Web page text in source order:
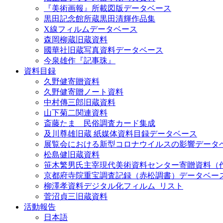
『美術画報』所載図版データベース
黒田記念館所蔵黒田清輝作品集
X線フィルムデータベース
森岡柳蔵旧蔵資料
國華社旧蔵写真資料データベース
今泉雄作『記事珠』
資料目録
久野健寄贈資料
久野健寄贈ノート資料
中村傳三郎旧蔵資料
山下菊二関連資料
斎藤たま 民俗調査カード集成
及川尊雄旧蔵 紙媒体資料目録データベース
展覧会における新型コロナウイルスの影響データ
松島健旧蔵資料
笹木繁男氏主宰現代美術資料センター寄贈資料（
京都府寺院重宝調査記録（赤松調書）データベー
柳澤孝資料デジタル化フィルム_リスト
菅沼貞三旧蔵資料
活動報告
日本語